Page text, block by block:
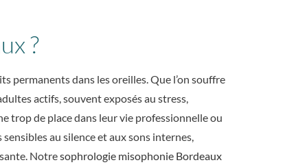
?
permanents dans les oreilles. Que l’on souffre
actifs, souvent exposés au stress,
trop de place dans leur vie professionnelle ou
au silence et aux sons internes,
Notresophrologie misophonie Bordeaux